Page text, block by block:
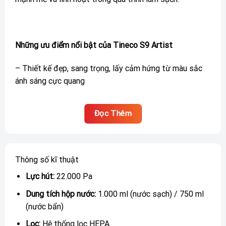
Những ưu điểm nổi bật của Tineco S9 Artist
– Thiết kế đẹp, sang trọng, lấy cảm hứng từ màu sắc
ánh sáng cực quang
– Công nghệ DualBlock chống rối hoàn hảo
– Cảm biến iLoop™ tự động diều chỉnh lượng nước và
lực hút
– Khả năng làm sạch cạnh đôi, tính năng xóa vệt nước
– FlashDry tự động làm sạch, sấy khô ở 85°C
Đọc Thêm
Thông số kĩ thuật
Lực hút:22.000 Pa
Dung tích hộp nước:1.000 ml (nước sạch) / 750 ml
(nước bẩn)
Lọc:Hệ thống lọc HEPA